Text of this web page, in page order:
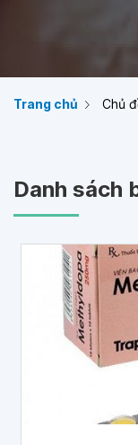
Trang chủ Chủ
Danh sách